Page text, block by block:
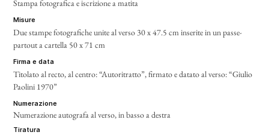
Stampa fotografica e iscrizione a matita
misure
Due stampe fotografiche unite al verso 30 x 47.5 cm inserite in un passe-
partout a cartella 50 x 71 cm
firma e data
Titolato al recto, al centro: “Autoritratto”, firmato e datato al verso: “Giulio
Paolini 1970”
numerazione
Numerazione autografa al verso, in basso a destra
tiratura